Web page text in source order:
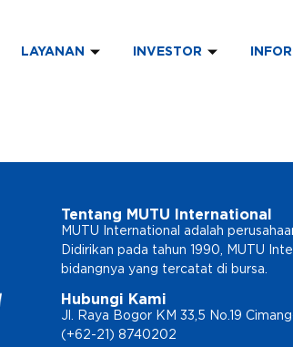
LAYANAN INVESTOR
Tentang MUTU International
MUTU International adalah
Didirikan pada tahun 1990, MUTU
bidangnya yang tercatat di bursa.
Hubungi Kami
Jl. Raya Bogor KM 33,5 No.19
(+62-21) 8740202